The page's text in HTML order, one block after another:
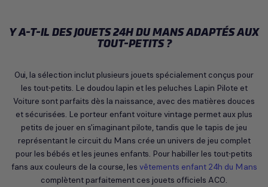
Y A-T-IL DES JOUETS 24H DU MANS ADAPTÉS AUX
TOUT-PETITS ?
Oui, la sélection inclut plusieurs jouets spécialement conçus pour
les tout-petits. Le doudou lapin et les peluches Lapin Pilote et
Voiture sont parfaits dès la naissance, avec des matières douces
et sécurisées. Le porteur enfant voiture vintage permet aux plus
petits de jouer en s'imaginant pilote, tandis que le tapis de jeu
représentant le circuit du Mans crée un univers de jeu complet
pour les bébés et les jeunes enfants. Pour habiller les tout-petits
fans aux couleurs de la course, les vêtements enfant 24h du Mans
complètent parfaitement ces jouets officiels ACO.